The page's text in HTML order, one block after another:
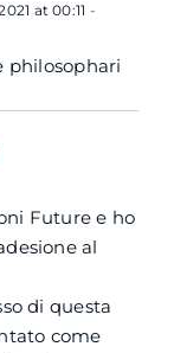
at 00:11 -
philosophari
Future e ho
al
di questa
come